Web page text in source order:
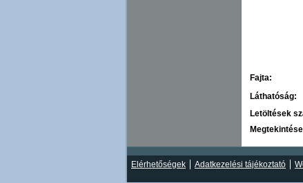
Fajta:
Láthatóság:
Letöltések
Elérhetőségek Adatkezelési tájékoztató